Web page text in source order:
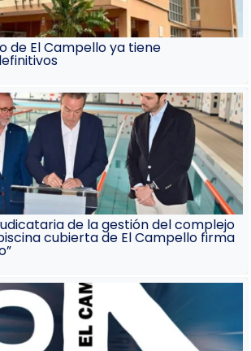
de El Campello ya tiene
de la gestión del complejo
cubierta de El Campello firma